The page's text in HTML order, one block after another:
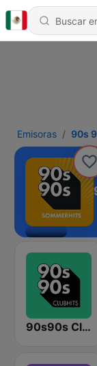
Emisoras 90s
90s90s Clubhits